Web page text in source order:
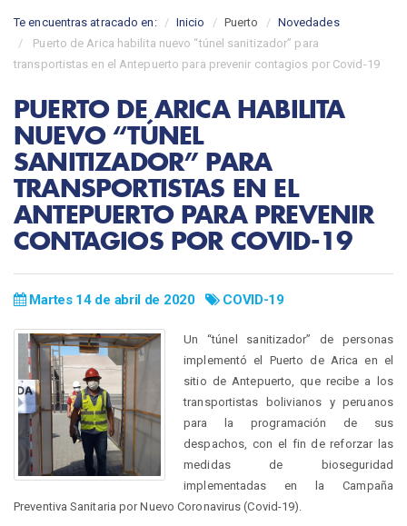
Te encuentras atracado en: Inicio Puerto
Novedades
Puerto de Arica habilita nuevo “túnel sanitizador” para
transportistas en el Antepuerto para prevenir contagios por Covid-19
PUERTO DE ARICA HABILITA
NUEVO “TÚNEL
SANITIZADOR” PARA
TRANSPORTISTAS EN EL
ANTEPUERTO PARA PREVENIR
CONTAGIOS POR COVID-19
Martes 14 de abril de 2020 COVID-19
Un “túnel sanitizador” de personas
implementó el Puerto de Arica en el
sitio de Antepuerto, que recibe a los
transportistas bolivianos y peruanos
para la programación de sus
despachos, con el fin de reforzar las
medidas de bioseguridad
implementadas en la Campaña
Preventiva Sanitaria por Nuevo Coronavirus (Covid-19).